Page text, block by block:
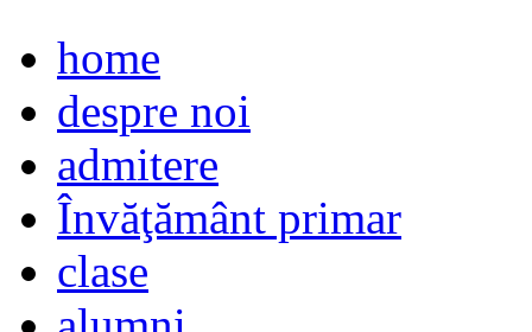
home
despre noi
admitere
Învăţământ primar
clase